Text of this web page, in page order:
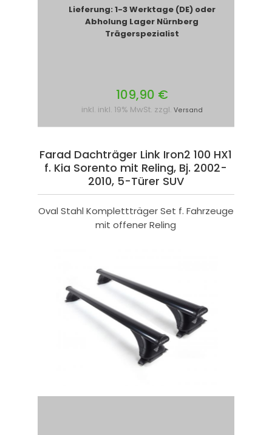
Lieferung: 1-3 Werktage (DE) oder
Abholung Lager Nürnberg
Trägerspezialist
109,90 €
inkl. inkl. 19% MwSt. zzgl. Versand
Farad Dachträger Link Iron2 100 HX1
f. Kia Sorento mit Reling, Bj. 2002-
2010, 5-Türer SUV
Oval Stahl Komplettträger Set f. Fahrzeuge
mit offener Reling